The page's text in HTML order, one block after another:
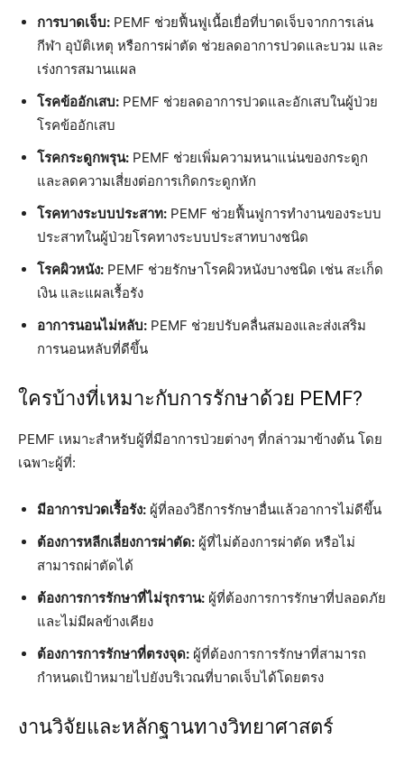
การบาดเจ็บ: PEMF ช่วยฟื้นฟูเนื้อเยื่อที่บาดเจ็บจากการเล่น
กีฬา อุบัติเหตุ หรือการผ่าตัด ช่วยลดอาการปวดและบวม และ
เร่งการสมานแผล
โรคข้ออักเสบ: PEMF ช่วยลดอาการปวดและอักเสบในผู้ป่วย
โรคข้ออักเสบ
โรคกระดูกพรุน: PEMF ช่วยเพิ่มความหนาแน่นของกระดูก
และลดความเสี่ยงต่อการเกิดกระดูกหัก
โรคทางระบบประสาท: PEMF ช่วยฟื้นฟูการทำงานของระบบ
ประสาทในผู้ป่วยโรคทางระบบประสาทบางชนิด
โรคผิวหนัง: PEMF ช่วยรักษาโรคผิวหนังบางชนิด เช่น สะเก็ด
เงิน และแผลเรื้อรัง
อาการนอนไม่หลับ: PEMF ช่วยปรับคลื่นสมองและส่งเสริม
การนอนหลับที่ดีขึ้น
ใครบ้างที่เหมาะกับการรักษาด้วย PEMF?
PEMF เหมาะสำหรับผู้ที่มีอาการป่วยต่างๆ ที่กล่าวมาข้างต้น โดย
เฉพาะผู้ที่:
มีอาการปวดเรื้อรัง: ผู้ที่ลองวิธีการรักษาอื่นแล้วอาการไม่ดีขึ้น
ต้องการหลีกเลี่ยงการผ่าตัด: ผู้ที่ไม่ต้องการผ่าตัด หรือไม่
สามารถผ่าตัดได้
ต้องการการรักษาที่ไม่รุกราน: ผู้ที่ต้องการการรักษาที่ปลอดภัย
และไม่มีผลข้างเคียง
ต้องการการรักษาที่ตรงจุด: ผู้ที่ต้องการการรักษาที่สามารถ
กำหนดเป้าหมายไปยังบริเวณที่บาดเจ็บได้โดยตรง
งานวิจัยและหลักฐานทางวิทยาศาสตร์